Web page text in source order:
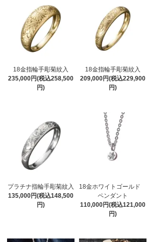
18金指輪手彫菊紋入
235,000円(税込258,500
円)
18金指輪手彫菊紋入
209,000円(税込229,900
円)
プラチナ指輪手彫菊紋入
135,000円(税込148,500
円)
18金ホワイトゴールド
ペンダント
110,000円(税込121,000
円)